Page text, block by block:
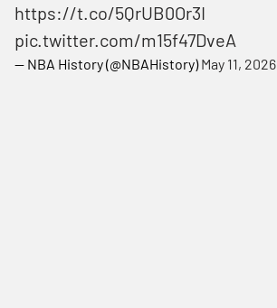
https://t.co/5QrUB0Or3I
pic.twitter.com/m15f47DveA
— NBA History (@NBAHistory)May 11, 2026